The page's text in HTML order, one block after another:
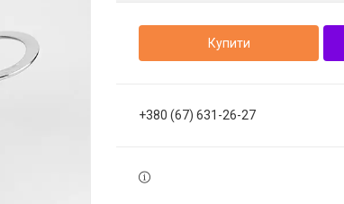
Купити
+380 (67) 631-26-27